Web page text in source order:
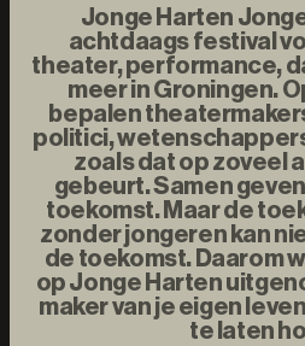
Jonge Harten
achtdaags festival
theater, performance,
meer in Groningen.
bepalen
politici,
zoals dat op zoveel
gebeurt. Samen
toekomst. Maar de
zonder jongeren kan
de toekomst. Daarom
op Jonge Harten
maker van je eigen
te laten